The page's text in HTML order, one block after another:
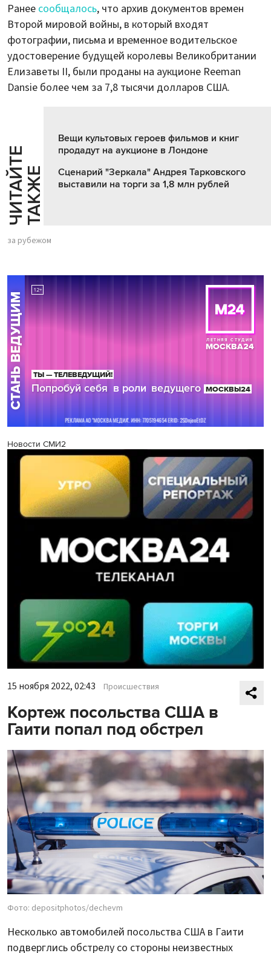
Ранее сообщалось, что архив документов времен
Второй мировой войны, в который входят
фотографии, письма и временное водительское
удостоверение будущей королевы Великобритании
Елизаветы II, были проданы на аукционе Reeman
Dansie более чем за 7,8 тысячи долларов США.
Ч
И
Т
АЙ
Т
Е
Т
А
К
ЖЕ
Вещи культовых героев фильмов и книг
продадут на аукционе в Лондоне
Сценарий "Зеркала" Андрея Тарковского
выставили на торги за 1,8 млн рублей
за рубежом
Новости СМИ2
15 ноября 2022, 02:43 Происшествия
Кортеж посольства США в
Гаити попал под обстрел
Фото: depositphotos/dechevm
Несколько автомобилей посольства США в Гаити
подверглись обстрелу со стороны неизвестных